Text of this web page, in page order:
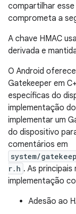
compartilhar esse
comprometa a
A chave HMAC
derivada e
O Android
Gatekeeper em
específicas do
implementação
implementar um
do dispositivo
comentários em
system/
r.h . As principais
implementação
Adesão ao